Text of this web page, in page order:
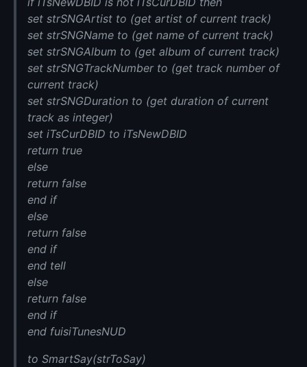
set strSNGArtist to (get artist of current track)
set strSNGName to (get name of current track)
set strSNGAlbum to (get album of current track)
set strSNGTrackNumber to (get track number of
current track)
set strSNGDuration to (get duration of current
track as integer)
set iTsCurDBID to iTsNewDBID
return true
else
return false
end if
else
return false
end if
end tell
else
return false
end if
end fuisiTunesNUD
to SmartSay(strToSay)